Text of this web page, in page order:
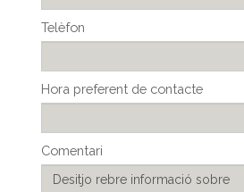
Telèfon
Hora preferent de contacte
Comentari